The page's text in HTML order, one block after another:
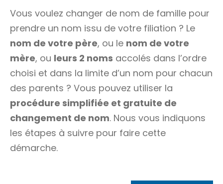
Vous voulez changer de nom de famille pour
prendre un nom issu de votre filiation ? Le
nom de votre père, ou le nom de votre
mère, ou leurs 2 noms accolés dans l’ordre
choisi et dans la limite d’un nom pour chacun
des parents ? Vous pouvez utiliser la
procédure simplifiée et gratuite de
changement de nom. Nous vous indiquons
les étapes à suivre pour faire cette
démarche.